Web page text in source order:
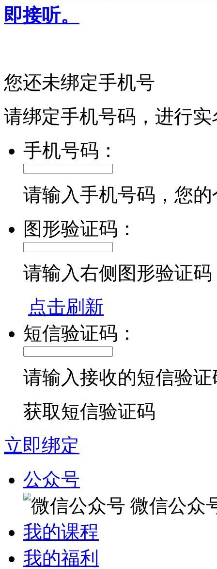
即接听。
您还未绑定手机号
请绑定手机号码，进行
手机号码：
请输入手机号码，您
图形验证码：
请输入右侧图形验证码
点击刷新
短信验证码：
请输入接收的短信验证
获取短信验证码
立即绑定
公众号
微信公众
我的课程
我的福利